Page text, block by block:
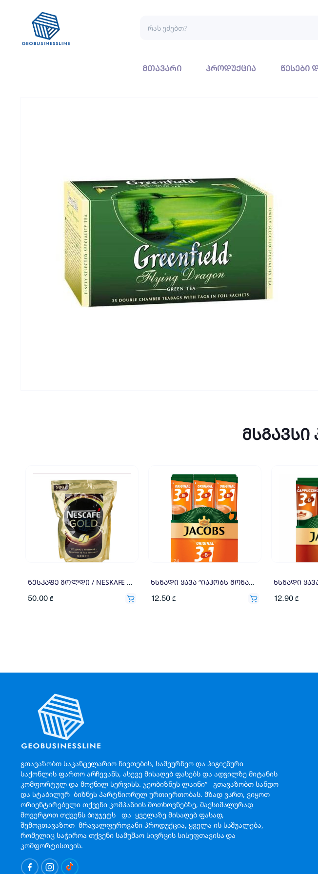
მთავარი პროდუქცია წესები
ნესკაფე გოლდი / NESKAFE GOLD 500გრ
50.00 ₾
ხსნადი ყავა “იაკობს მონარქი / Jacobs Monarch” Original 24 ც.
12.50 ₾ 12.90 ₾
გთავაზობთ საკანცელარიო ნივთების, სამეურნეო და ჰიგიენური
საქონლის ფართო არჩევანს, ასევე მისაღებ ფასებს და ადგილზე მიტანის
კომფორტულ და მოქნილ სერვისს. ჯეობიზნეს ლაინი“ გთავაზობთ სანდო
და სტაბილურ ბიზნეს პარტნიორულ ურთიერთობას. მზად ვართ, ვიყოთ
ორიენტირებული თქვენი კომპანიის მოთხოვნებზე, მაქსიმალურად
მოვერგოთ თქვენს ბიუჯეტს და ყველაზე მისაღებ ფასად,
შემოგთავაზოთ მრავალფეროვანი პროდუქცია, ყველა ის საშუალება,
რომელიც საჭიროა თქვენი სამუშაო სივრცის სისუფთავისა და
კომფორტისთვის.